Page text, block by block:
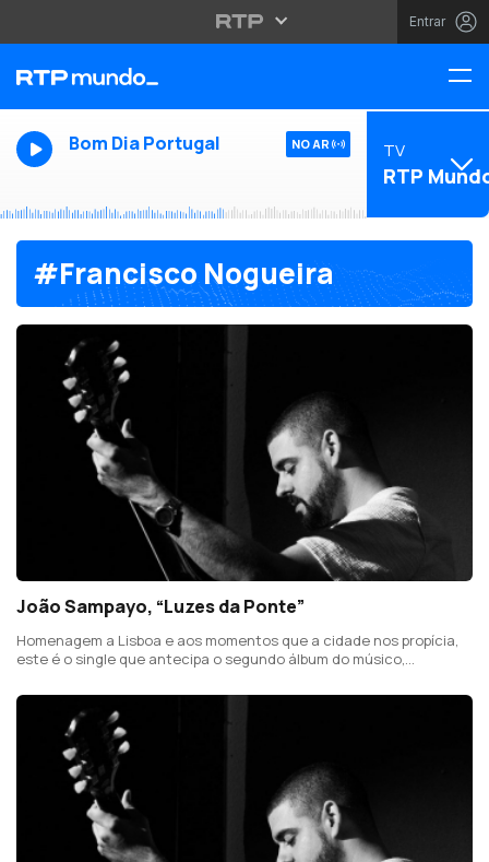
Entrar
Bom Dia Portugal NO AR TV
RTP
#Francisco Nogueira
João Sampayo, “Luzes da Ponte”
Homenagem a Lisboa e aos momentos que a cidade nos propícia,
este é o single que antecipa o segundo álbum do músico,